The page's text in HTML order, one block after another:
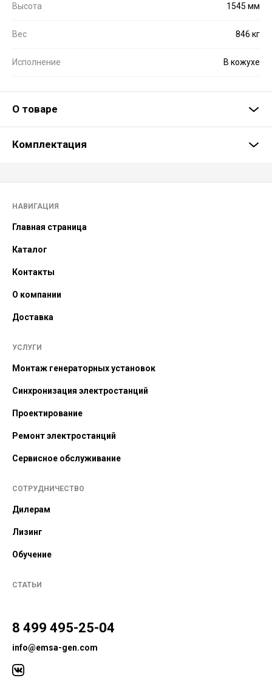
Высота 1545 мм
Вес 846 кг
Исполнение В кожухе
О товаре
Комплектация
НАВИГАЦИЯ
Главная страница
Каталог
Контакты
О компании
Доставка
УСЛУГИ
Монтаж генераторных установок
Синхронизация электростанций
Проектирование
Ремонт электростанций
Сервисное обслуживание
СОТРУДНИЧЕСТВО
Дилерам
Лизинг
Обучение
СТАТЬИ
8 499 495-25-04
info@emsa-gen.com